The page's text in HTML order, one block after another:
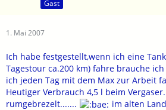
Gast
1. Mai 2007
Ich habe festgestellt,wenn ich eine
Tagestour ca.200 km) fahre brauche
ich jeden Tag mit dem Max zur Arbeit
Heutiger Verbrauch 4,5 l beim
rumgebrezelt.......
im alten